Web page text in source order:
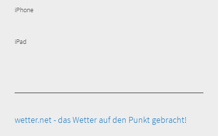
iPhone
iPad
wetter.net - das Wetter auf den Punkt gebracht!